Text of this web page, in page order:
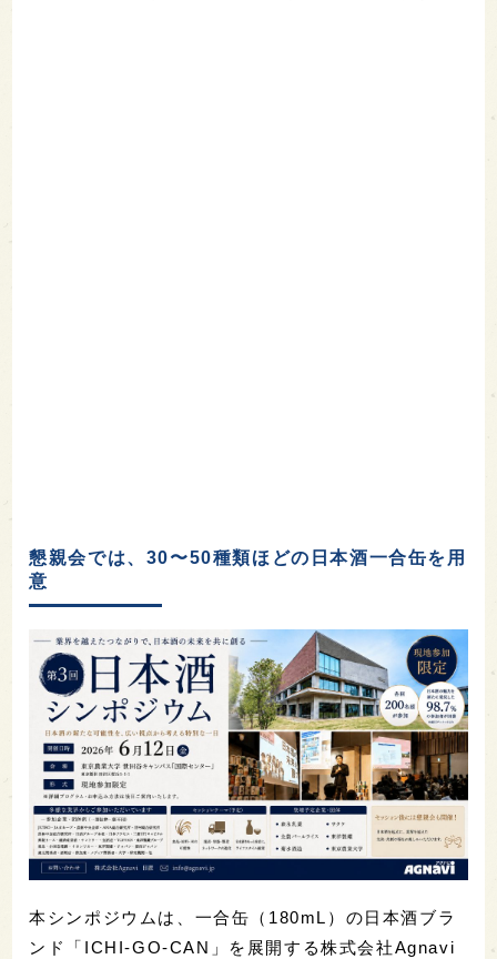
懇親会では、30〜50種類ほどの日本酒一合缶を用
意
本シンポジウムは、一合缶（180mL）の日本酒ブラ
ンド「ICHI-GO-CAN」を展開する株式会社Agnavi